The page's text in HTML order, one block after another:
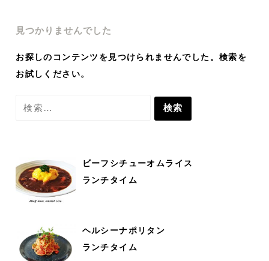
見つかりませんでした
お探しのコンテンツを見つけられませんでした。検索を
お試しください。
検
ビーフシチューオムライス
ランチタイム
ヘルシーナポリタン
ランチタイム